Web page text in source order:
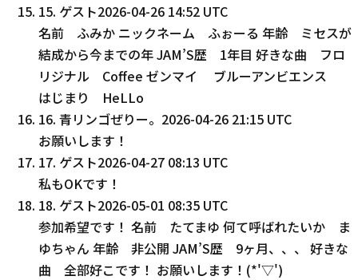
15. ゲスト2026-04-26 14:52 UTC
名前 ふみか ニックネーム ふぉーる 年齢 ミセスが
結成から今までの年 JAM’S歴 1年目 好きな曲 フロ
リジナル Coffee ゼンマイ ブルーアンビエンス
はじまり HeLLo
16. 青リンゴぜりー。 2026-04-26 21:15 UTC
お願いします！
17. ゲスト2026-04-27 08:13 UTC
私もOKです！
18. ゲスト2026-05-01 08:35 UTC
参加希望です！ 名前 たてまゆ 何て呼ばれたいか ま
ゆちゃん 年齢 非公開 JAM’S歴 9ヶ月、、、 好きな
曲 全部好こです！ お願いします！(*'▽')